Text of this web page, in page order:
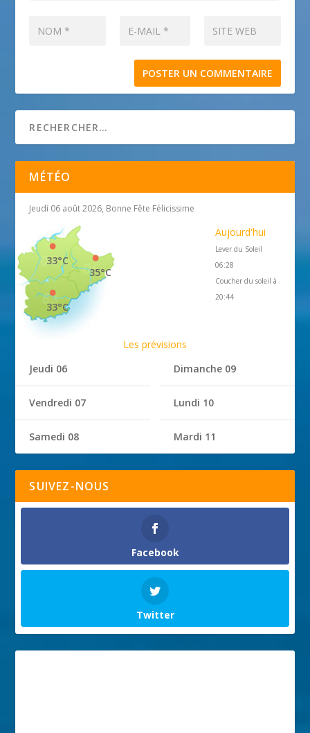
MÉTÉO
Jeudi 06 août 2026, Bonne Fête Félicissime
35°C
33°C
33°C
Aujourd'hui
Lever du Soleil
06:28
Coucher du soleil à
20:44
Les prévisions
Jeudi 06
Vendredi 07
Samedi 08
Dimanche 09
Lundi 10
Mardi 11
SUIVEZ-NOUS
Facebook
Twitter